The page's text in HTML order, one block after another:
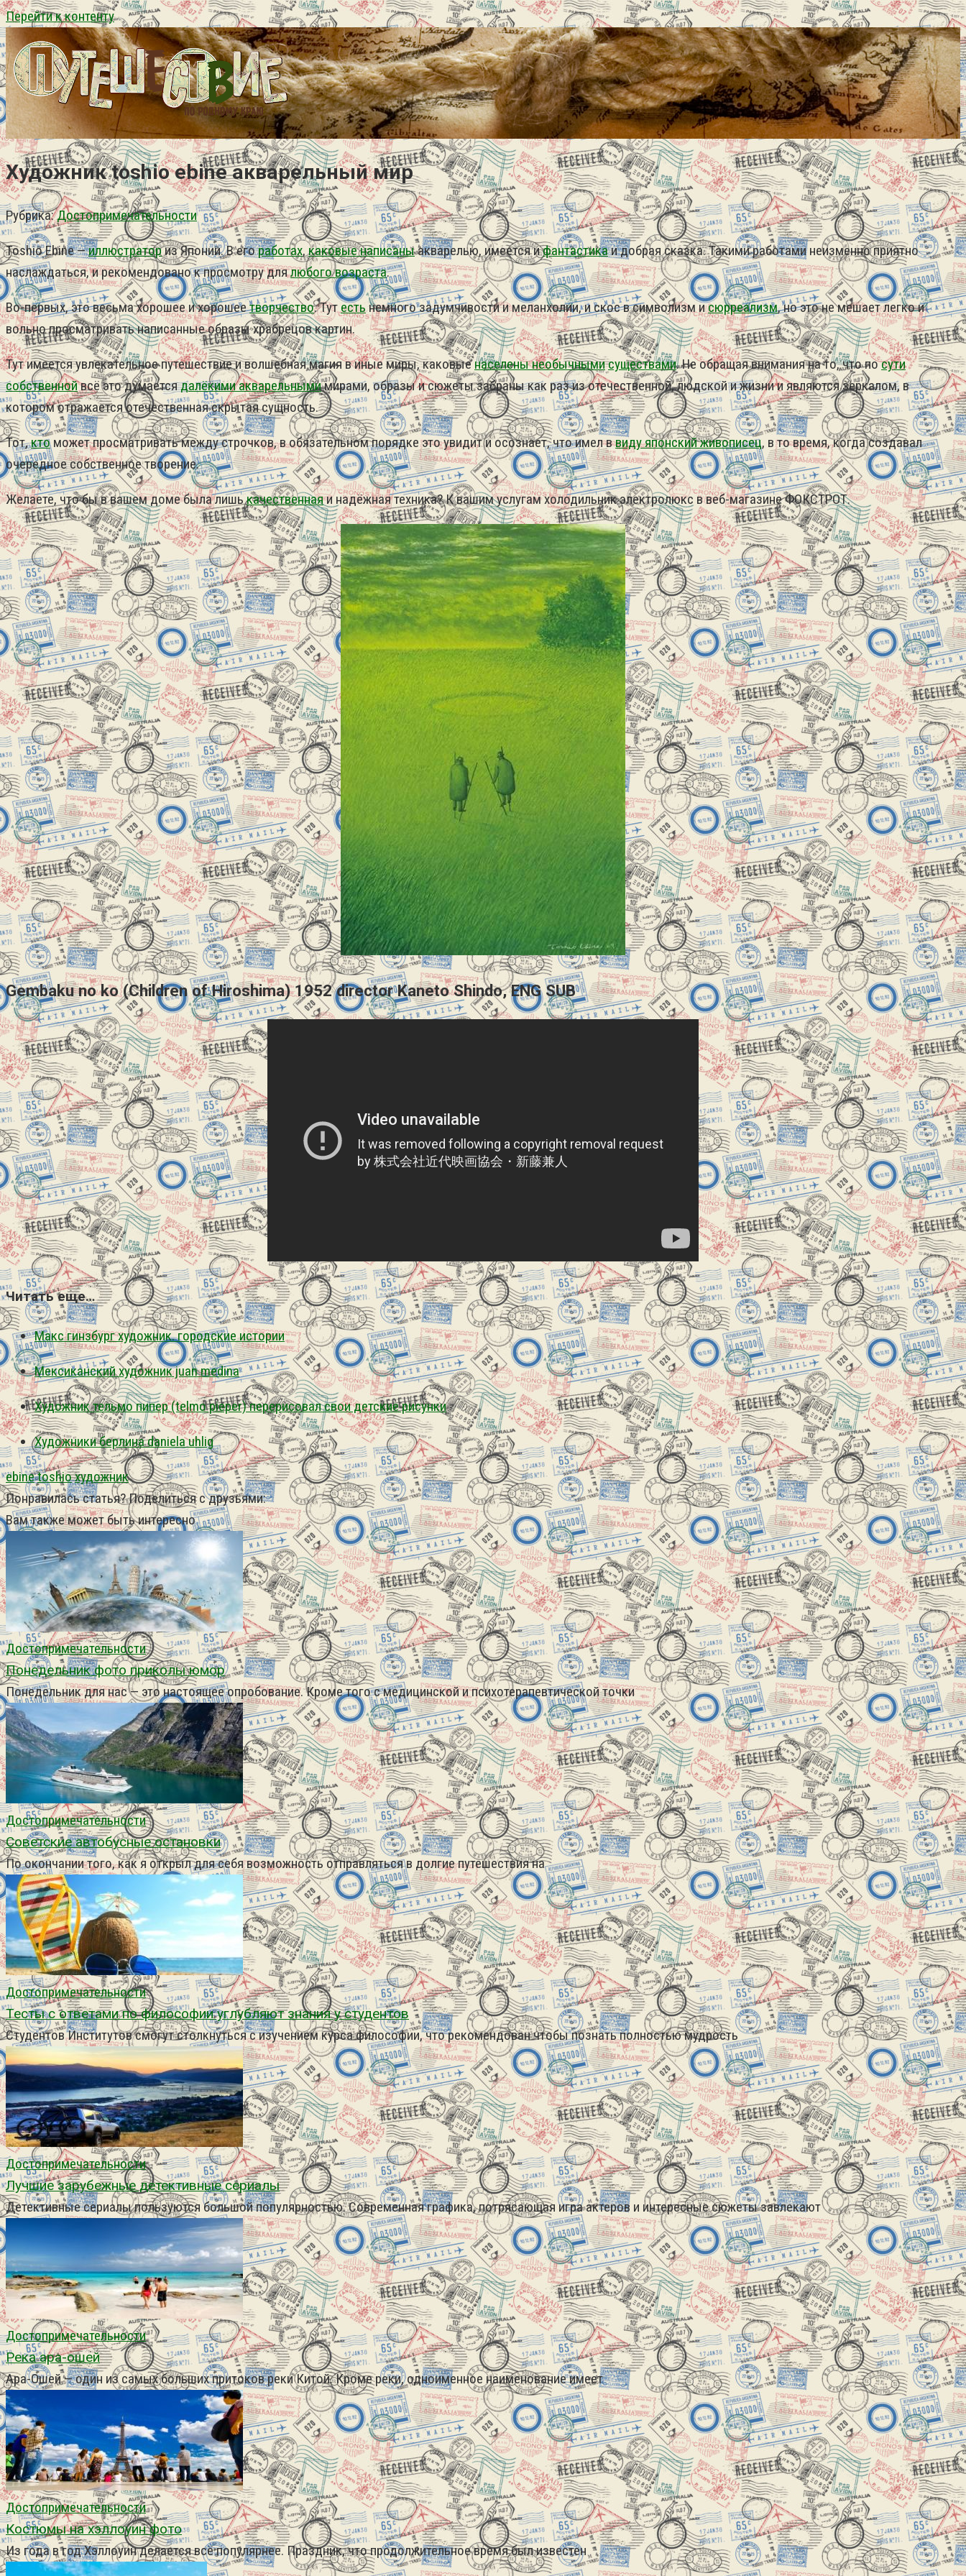
Перейти к контенту
Художник toshio ebine акварельный мир
Рубрика:Достопримечательности
Toshio Ebine —иллюстраториз Японии. В егоработах,каковые написаныакварелью, имеется ифантастикаи добрая сказка. Такими работами неизменно приятно
наслаждаться, и рекомендовано к просмотру длялюбого возраста.
Во-первых, это весьма хорошее и хорошеетворчество. Тутестьнемного задумчивости и меланхолии, и скос в символизм исюрреализм, но это не мешает легко и
вольно просматривать написанные образы храбрецов картин.
Тут имеется увлекательное путешествие и волшебная магия в иные миры, каковыенаселены необычнымисуществами.Не обращая внимания на то, что посути
собственнойвсё это думаетсядалёкими акварельнымимирами, образы и сюжеты забраны как раз из отечественной, людской и жизни и являются зеркалом, в
котором отражается отечественная скрытая сущность.
Тот,ктоможет просматривать между строчков, в обязательном порядке это увидит и осознает, что имел ввиду японский живописец, в то время, когда создавал
очередное собственное творение.
Желаете, что бы в вашем доме была лишькачественнаяи надёжная техника? К вашим услугам холодильник электролюкс в веб-магазине ФОКСТРОТ.
Gembaku no ko (Children of Hiroshima) 1952 director Kaneto Shindo, ENG SUB
Читать еще…
Макс гинзбург художник. городские истории
Мексиканский художник juan medina
Художник тельмо пипер (telmo pieper) перерисовал свои детские рисунки
Художники берлина daniela uhlig
ebinetoshioхудожник
Понравилась статья? Поделиться с друзьями:
Вам также может быть интересно
Достопримечательности
Понедельник фото приколы юмор
Понедельник для нас — это настоящее опробование. Кроме того с медицинской и психотерапевтической точки
Достопримечательности
Советские автобусные остановки
По окончании того, как я открыл для себя возможность отправляться в долгие путешествия на
Достопримечательности
Тесты с ответами по философии углубляют знания у студентов
Студентов Институтов смогут столкнуться с изучением курса философии, что рекомендован чтобы познать полностью мудрость
Достопримечательности
Лучшие зарубежные детективные сериалы
Детективные сериалы пользуются большой популярностью. Современная графика, потрясающая игра актеров и интересные сюжеты завлекают
Достопримечательности
Река ара-ошей
Ара-Ошей — один из самых больших притоков реки Китой. Кроме реки, одноименное наименование имеет
Достопримечательности
Костюмы на хэллоуин фото
Из года в год Хэллоуин делается всё популярнее. Праздник, что продолжительное время был известен